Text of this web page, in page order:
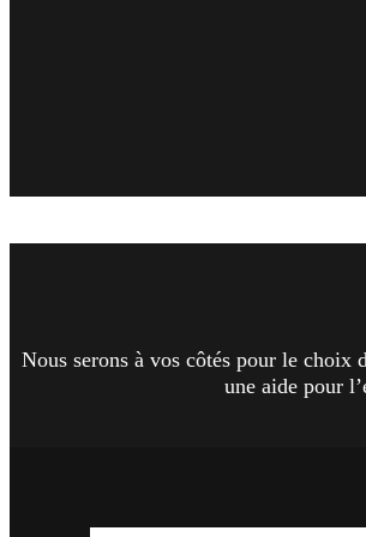
Nous serons à vos côtés pour le choix
une aide pour